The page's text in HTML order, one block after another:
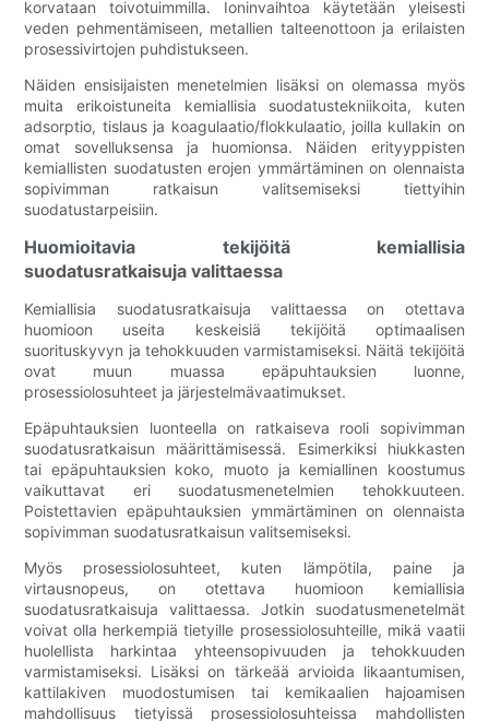
korvataan toivotuimmilla. Ioninvaihtoa käytetään yleisesti
veden pehmentämiseen, metallien talteenottoon ja erilaisten
prosessivirtojen puhdistukseen.
Näiden ensisijaisten menetelmien lisäksi on olemassa myös
muita erikoistuneita kemiallisia suodatustekniikoita, kuten
adsorptio, tislaus ja koagulaatio/flokkulaatio, joilla kullakin on
omat sovelluksensa ja huomionsa. Näiden erityyppisten
kemiallisten suodatusten erojen ymmärtäminen on olennaista
sopivimman ratkaisun valitsemiseksi tiettyihin
suodatustarpeisiin.
Huomioitavia tekijöitä kemiallisia
suodatusratkaisuja valittaessa
Kemiallisia suodatusratkaisuja valittaessa on otettava
huomioon useita keskeisiä tekijöitä optimaalisen
suorituskyvyn ja tehokkuuden varmistamiseksi. Näitä tekijöitä
ovat muun muassa epäpuhtauksien luonne,
prosessiolosuhteet ja järjestelmävaatimukset.
Epäpuhtauksien luonteella on ratkaiseva rooli sopivimman
suodatusratkaisun määrittämisessä. Esimerkiksi hiukkasten
tai epäpuhtauksien koko, muoto ja kemiallinen koostumus
vaikuttavat eri suodatusmenetelmien tehokkuuteen.
Poistettavien epäpuhtauksien ymmärtäminen on olennaista
sopivimman suodatusratkaisun valitsemiseksi.
Myös prosessiolosuhteet, kuten lämpötila, paine ja
virtausnopeus, on otettava huomioon kemiallisia
suodatusratkaisuja valittaessa. Jotkin suodatusmenetelmät
voivat olla herkempiä tietyille prosessiolosuhteille, mikä vaatii
huolellista harkintaa yhteensopivuuden ja tehokkuuden
varmistamiseksi. Lisäksi on tärkeää arvioida likaantumisen,
kattilakiven muodostumisen tai kemikaalien hajoamisen
mahdollisuus tietyissä prosessiolosuhteissa mahdollisten